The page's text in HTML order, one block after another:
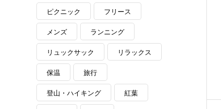
ピクニック フリース
メンズ ランニング
リュックサック リラックス
保温 旅行
登山・ハイキング 紅葉